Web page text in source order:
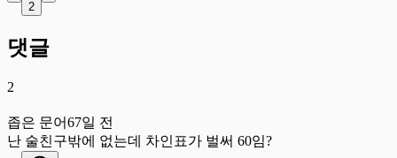
2
댓글
2
좁은 문어67일 전
난 술친구밖에 없는데 차인표가 벌써 60임?